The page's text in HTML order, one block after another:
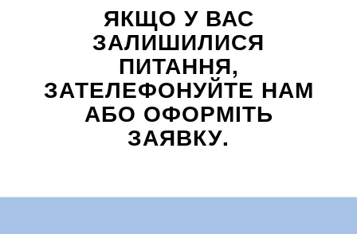
ЯКЩО У ВАС
ЗАЛИШИЛИСЯ
ПИТАННЯ,
ЗАТЕЛЕФОНУЙТЕ НАМ
АБО ОФОРМІТЬ
ЗАЯВКУ.